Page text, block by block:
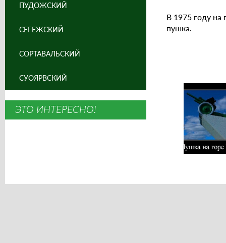
В 1975 году на
пушка.
ПУДОЖСКИЙ
СЕГЕЖСКИЙ
СОРТАВАЛЬСКИЙ
СУОЯРВСКИЙ
ЭТО ИНТЕРЕСНО!